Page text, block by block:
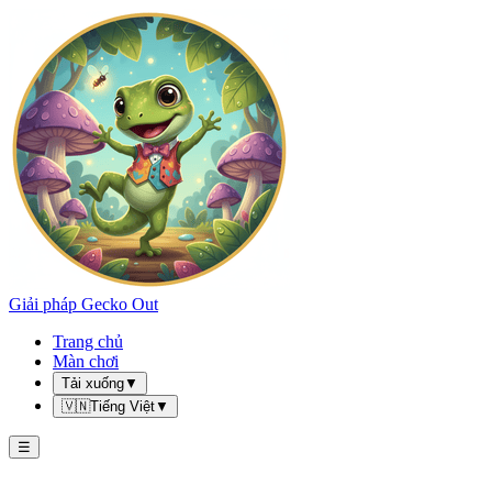
Giải pháp Gecko Out
Trang chủ
Màn chơi
Tải xuống▼
🇻🇳Tiếng Việt▼
☰